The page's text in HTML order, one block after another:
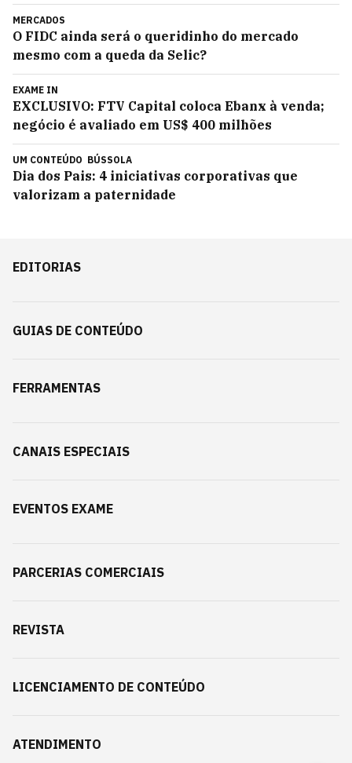
MERCADOS
O FIDC ainda será o queridinho do mercado
mesmo com a queda da Selic?
EXAME IN
EXCLUSIVO: FTV Capital coloca Ebanx à venda;
negócio é avaliado em US$ 400 milhões
UM CONTEÚDO BÚSSOLA
Dia dos Pais: 4 iniciativas corporativas que
valorizam a paternidade
EDITORIAS
GUIAS DE CONTEÚDO
FERRAMENTAS
CANAIS ESPECIAIS
EVENTOS EXAME
PARCERIAS COMERCIAIS
REVISTA
LICENCIAMENTO DE CONTEÚDO
ATENDIMENTO